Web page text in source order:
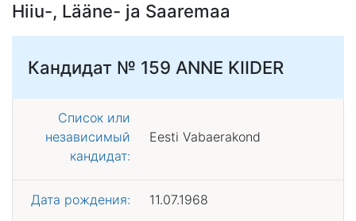
Hiiu-, Lääne- ja Saaremaa
Кандидат № 159 ANNE KIIDER
Список или
независимый
кандидат:
Eesti Vabaerakond
Дата рождения: 11.07.1968